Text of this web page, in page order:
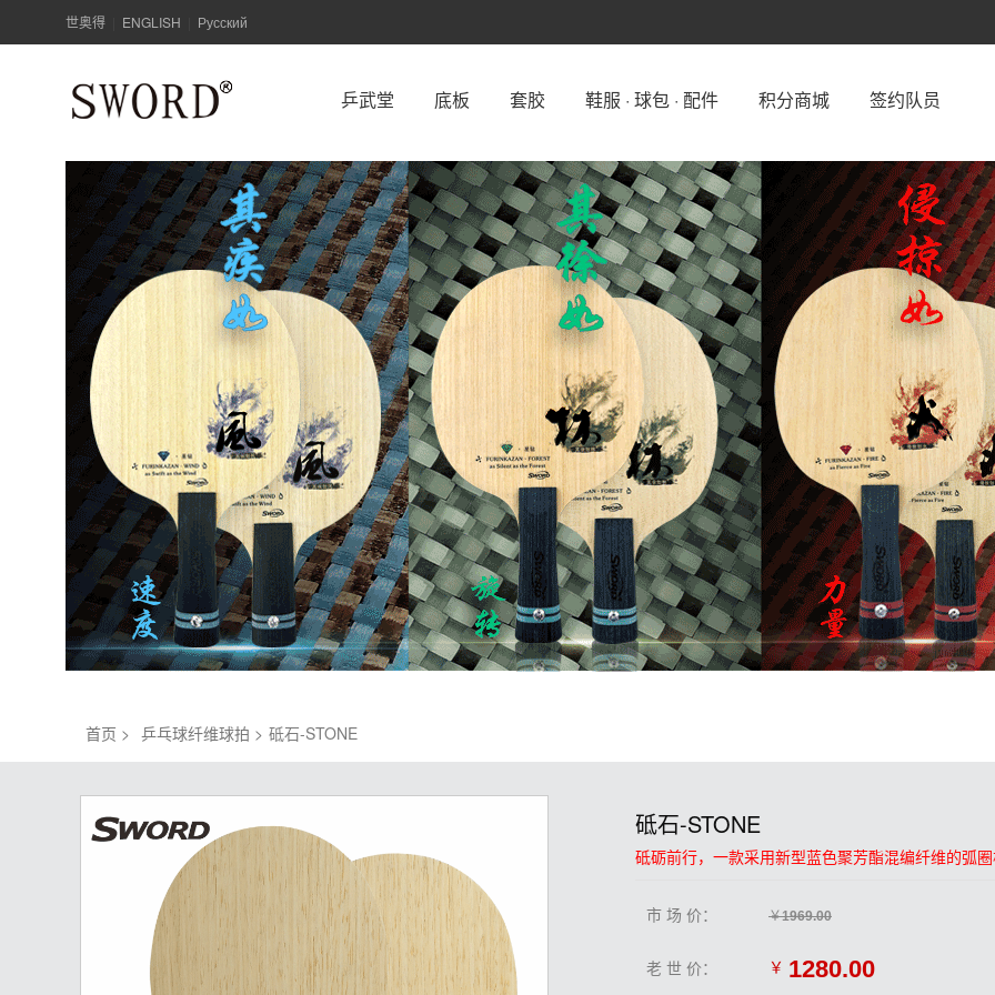
世奥得 ENGLISH Русский
乒武堂 底板 套胶 鞋服 · 球包 · 配件 积分商城 签约队员
首页 > 乒乓球纤维球拍 > 砥石-STONE
砥石-STONE
砥砺前行，一款采用新型蓝色聚芳酯混编纤维的弧
市 场 价： ￥1969.00
老 世 价： ￥ 1280.00